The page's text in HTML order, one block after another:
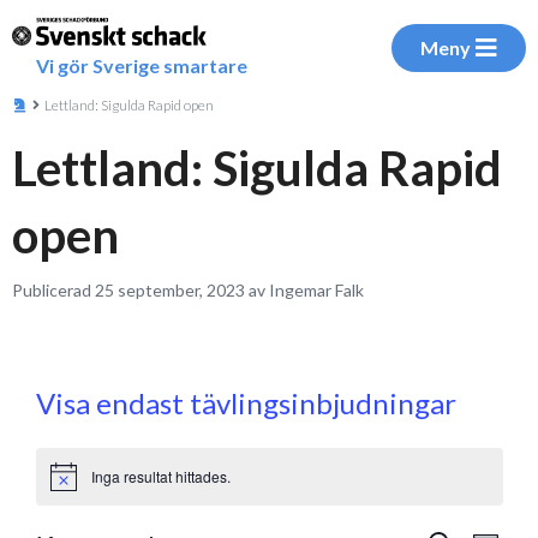
Vi gör Sverige smartare
Meny
Lettland: Sigulda Rapid open
Lettland: Sigulda Rapid
open
Publicerad 25 september, 2023 av Ingemar Falk
Visa endast tävlingsinbjudningar
Notice Inga resultat hittades.